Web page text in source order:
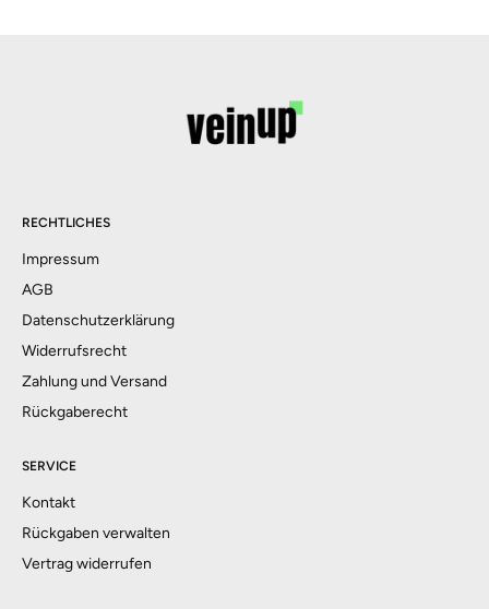
RECHTLICHES
Impressum
AGB
Datenschutzerklärung
Widerrufsrecht
Zahlung und Versand
Rückgaberecht
SERVICE
Kontakt
Rückgaben verwalten
Vertrag widerrufen